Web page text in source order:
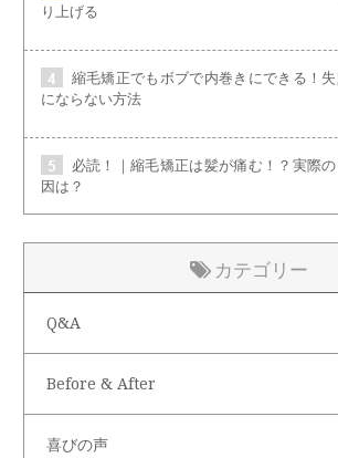
り上げる
縮毛矯正でもボブで内巻きにできる！
にならない方法
必読！｜縮毛矯正は髪が痛む！？実際
因は？
カテゴリー
Q&A
Before & After
喜びの声